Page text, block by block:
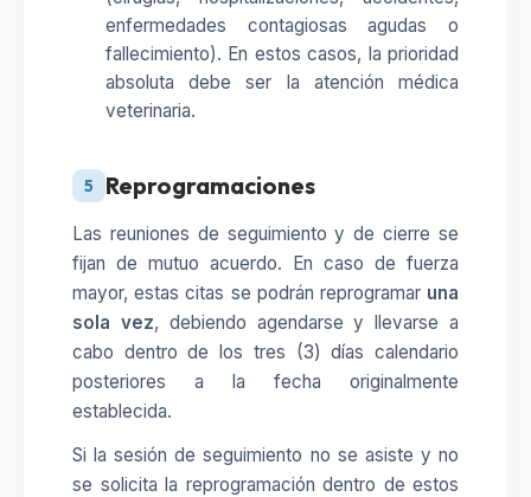
enfermedades contagiosas agudas o
fallecimiento). En estos casos, la prioridad
absoluta debe ser la atención médica
veterinaria.
5 Reprogramaciones
Las reuniones de seguimiento y de cierre se
fijan de mutuo acuerdo. En caso de fuerza
mayor, estas citas se podrán reprogramar una
sola vez, debiendo agendarse y llevarse a
cabo dentro de los tres (3) días calendario
posteriores a la fecha originalmente
establecida.
Si la sesión de seguimiento no se asiste y no
se solicita la reprogramación dentro de estos